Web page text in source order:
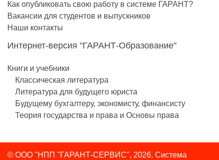
Как опубликовать свою работу в системе ГАРАНТ?
Вакансии для студентов и выпускников
Наши контакты
Интернет-версия "ГАРАНТ-Образование"
Книги и учебники
Классическая литература
Литература для будущего юриста
Будущему бухгалтеру, экономисту, финансисту
Теория государства и права и Основы права
© ООО "НПП "ГАРАНТ-СЕРВИС", 2026. Система